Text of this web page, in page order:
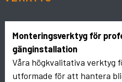
Monteringsverktyg för
gänginstallation
Våra högkvalitativa verktyg
utformade för att hantera